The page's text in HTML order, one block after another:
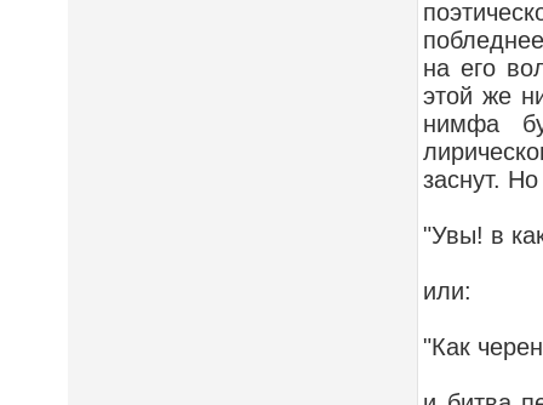
на его
этой же
нимфа
заснут.
"Увы! в
или:
"Как